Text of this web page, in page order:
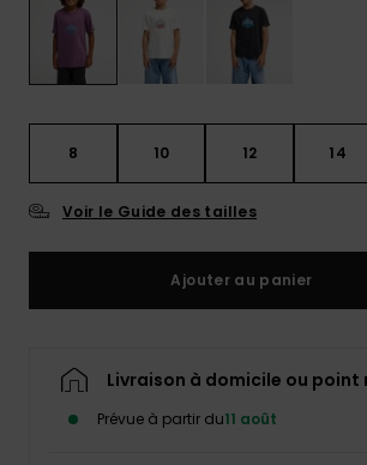
fréquentes
et notre
formulaire
Consulter
la FAQ
8 10 12 14
Voir le Guide des tailles
Ajouter au panier
Livraison à domicile ou point
Prévue à partir du11 août